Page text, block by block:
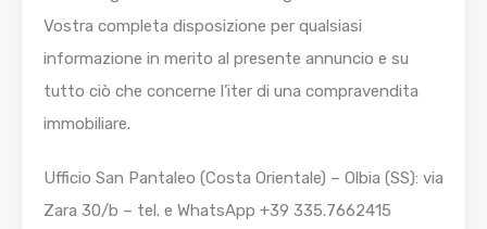
Vostra completa disposizione per qualsiasi
informazione in merito al presente annuncio e su
tutto ciò che concerne l’iter di una compravendita
immobiliare.
Ufficio San Pantaleo (Costa Orientale) – Olbia (SS): via
Zara 30/b – tel. e WhatsApp +39 335.7662415